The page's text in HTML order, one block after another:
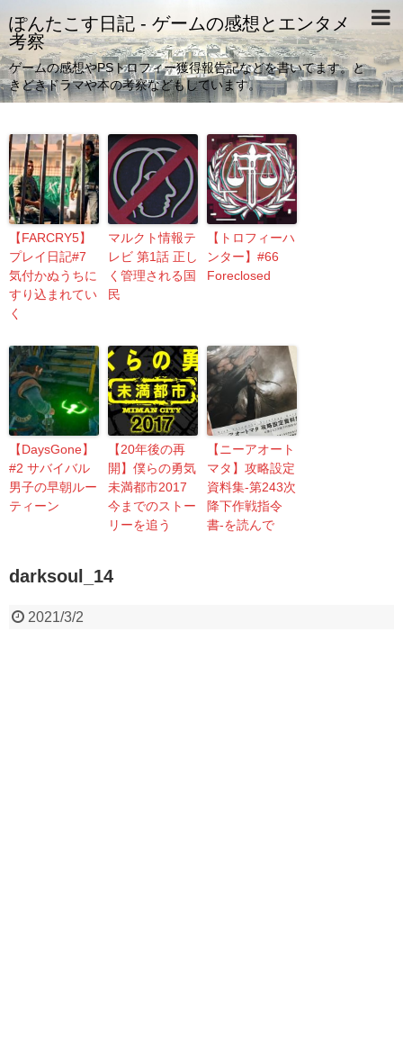
ぽんたこす日記 - ゲームの感想とエンタメ
考察
ゲームの感想やPSトロフィー獲得報告記などを書いてます。と
きどきドラマや本の考察などもしています。
【FARCRY5】
プレイ日記#7
気付かぬうちに
すり込まれてい
く
マルクト情報テ
レビ 第1話 正し
く管理される国
民
【トロフィーハ
ンター】#66
Foreclosed
【DaysGone】
#2 サバイバル
男子の早朝ルー
ティーン
【20年後の再
開】僕らの勇気
未満都市2017
今までのストー
リーを追う
【ニーアオート
マタ】攻略設定
資料集-第243次
降下作戦指令
書-を読んで
darksoul_14
2021/3/2